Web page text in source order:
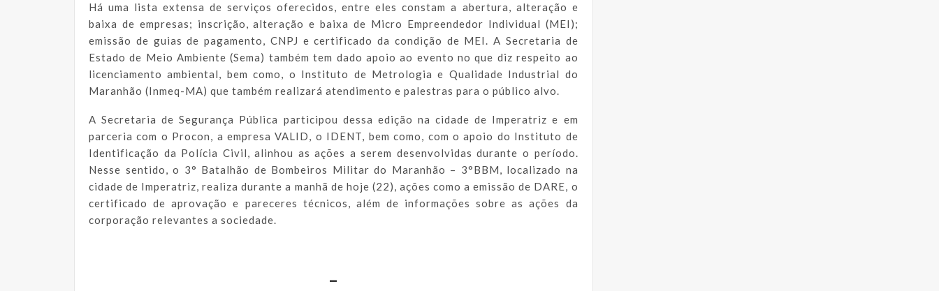
Há uma lista extensa de serviços oferecidos, entre eles constam a abertura, alteração e
baixa de empresas; inscrição, alteração e baixa de Micro Empreendedor Individual (MEI);
emissão de guias de pagamento, CNPJ e certificado da condição de MEI. A Secretaria de
Estado de Meio Ambiente (Sema) também tem dado apoio ao evento no que diz respeito ao
licenciamento ambiental, bem como, o Instituto de Metrologia e Qualidade Industrial do
Maranhão (Inmeq-MA) que também realizará atendimento e palestras para o público alvo.
A Secretaria de Segurança Pública participou dessa edição na cidade de Imperatriz e em
parceria com o Procon, a empresa VALID, o IDENT, bem como, com o apoio do Instituto de
Identificação da Polícia Civil, alinhou as ações a serem desenvolvidas durante o período.
Nesse sentido, o 3° Batalhão de Bombeiros Militar do Maranhão – 3°BBM, localizado na
cidade de Imperatriz, realiza durante a manhã de hoje (22), ações como a emissão de DARE, o
certificado de aprovação e pareceres técnicos, além de informações sobre as ações da
corporação relevantes a sociedade.